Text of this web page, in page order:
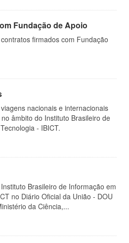
Fundação de Apoio
firmados com Fundação
nacionais e internacionais
âmbito do Instituto Brasileiro de
- IBICT.
Brasileiro de Informação em
no Diário Oficial da União - DOU
da Ciência,...